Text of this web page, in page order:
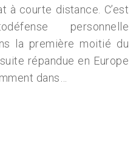
à courte distance. C’est
personnelle
la première moitié du
répandue en Europe
dans…